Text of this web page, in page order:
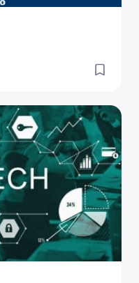
tra le migliori fintech